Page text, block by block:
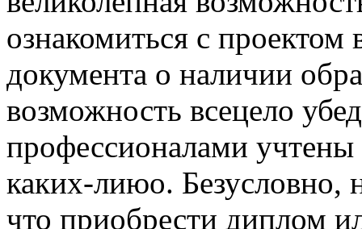
ознакомиться с проектом
документа о наличии
возможность всецело
профессионалами
каких-лиюо. Безусловно,
что приобрести диплом